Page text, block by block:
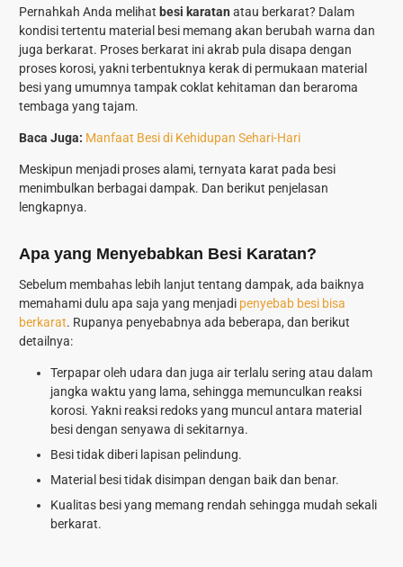
Pernahkah Anda melihat besi karatan atau berkarat? Dalam
kondisi tertentu material besi memang akan berubah warna dan
juga berkarat. Proses berkarat ini akrab pula disapa dengan
proses korosi, yakni terbentuknya kerak di permukaan material
besi yang umumnya tampak coklat kehitaman dan beraroma
tembaga yang tajam.
Baca Juga: Manfaat Besi di Kehidupan Sehari-Hari
Meskipun menjadi proses alami, ternyata karat pada besi
menimbulkan berbagai dampak. Dan berikut penjelasan
lengkapnya.
Apa yang Menyebabkan Besi Karatan?
Sebelum membahas lebih lanjut tentang dampak, ada baiknya
memahami dulu apa saja yang menjadi penyebab besi bisa
berkarat. Rupanya penyebabnya ada beberapa, dan berikut
detailnya:
Terpapar oleh udara dan juga air terlalu sering atau dalam
jangka waktu yang lama, sehingga memunculkan reaksi
korosi. Yakni reaksi redoks yang muncul antara material
besi dengan senyawa di sekitarnya.
Besi tidak diberi lapisan pelindung.
Material besi tidak disimpan dengan baik dan benar.
Kualitas besi yang memang rendah sehingga mudah sekali
berkarat.